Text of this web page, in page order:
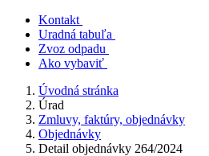
Kontakt
Uradná tabuľa
Zvoz odpadu
Ako vybaviť
Úvodná stránka
Úrad
Zmluvy, faktúry, objednávky
Objednávky
Detail objednávky 264/2024